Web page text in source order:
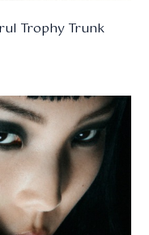
Trophy Trunk